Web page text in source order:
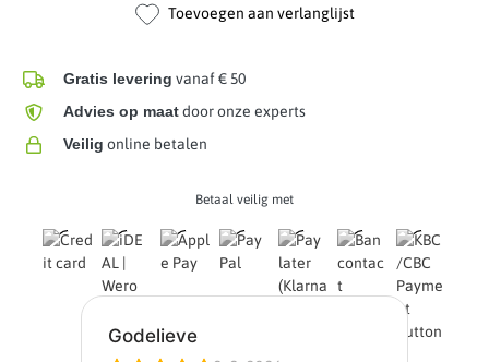
Toevoegen aan verlanglijst
Gratis levering vanaf € 50
Advies op maatdoor onze experts
Veilig online betalen
Betaal veilig met